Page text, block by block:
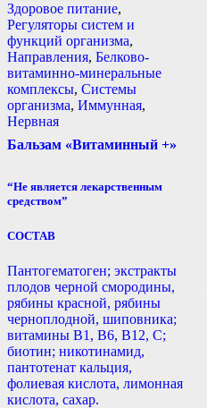
Здоровое питание,
Регуляторы систем и
функций организма,
Направления, Белково-
витаминно-минеральные
комплексы, Системы
организма, Иммунная,
Нервная
Бальзам «Витаминный +»
“Не является лекарственным
средством”
СОСТАВ
Пантогематоген; экстракты
плодов черной смородины,
рябины красной, рябины
черноплодной, шиповника;
витамины B1, B6, B12, С;
биотин; никотинамид,
пантотенат кальция,
фолиевая кислота, лимонная
кислота, сахар.